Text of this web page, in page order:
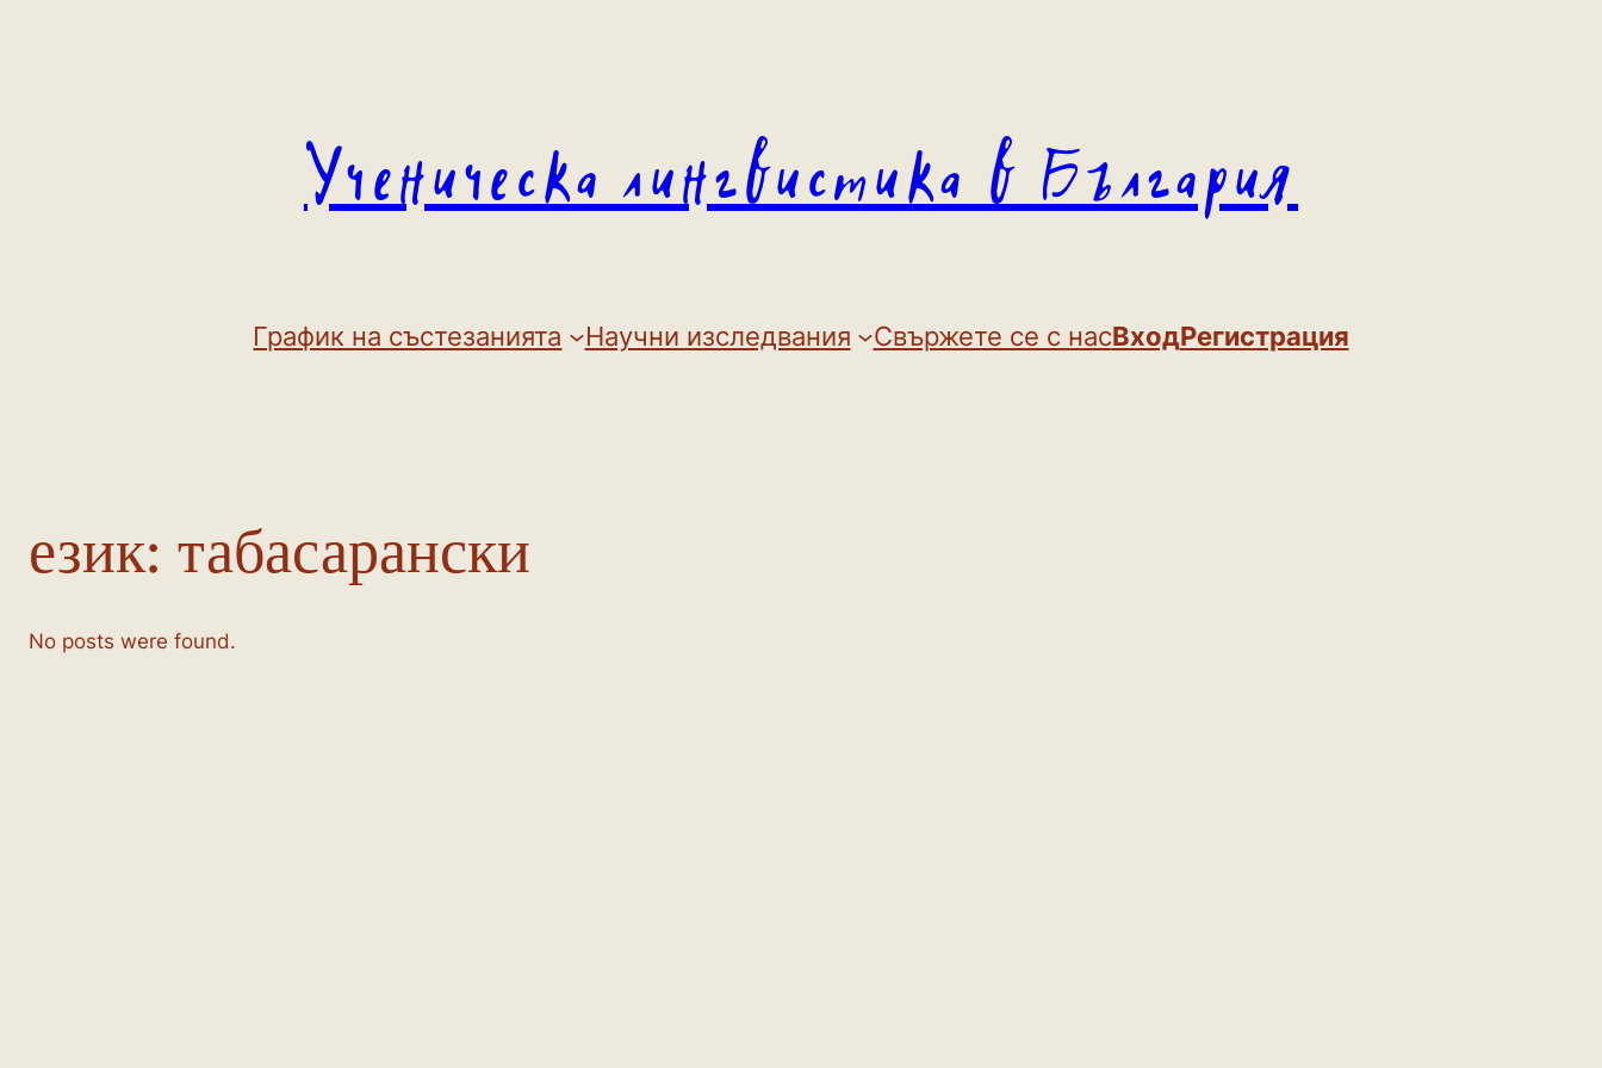
Ученическа лингвистика в България
График на състезанията Научни изследвания Свържете се с насВходРегистрация
език: табасарански
No posts were found.